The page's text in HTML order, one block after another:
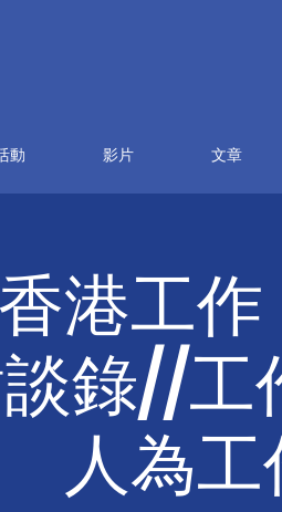
動 影片 文章
港工
錄//工
人為工